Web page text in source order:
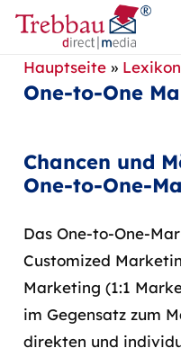
Hauptseite»
One-to-One
Chancen und
One-to-One-
Das One-to-One-
Customized
Marketing (1:1
im Gegensatz zum
direkten und